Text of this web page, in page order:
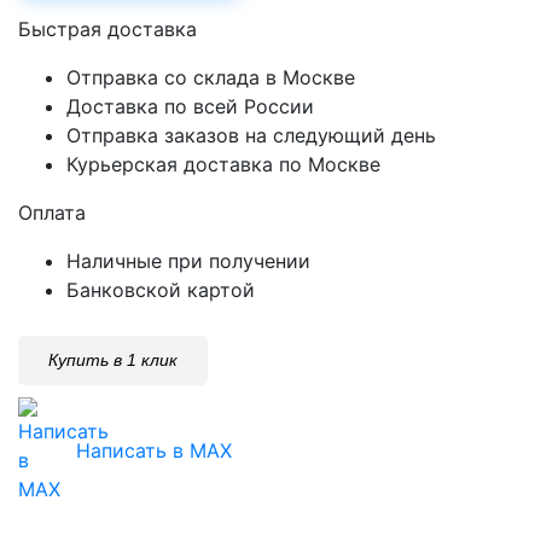
Быстрая доставка
Отправка со склада в Москве
Доставка по всей России
Отправка заказов на следующий день
Курьерская доставка по Москве
Оплата
Наличные при получении
Банковской картой
Купить в 1 клик
Написать в MAX